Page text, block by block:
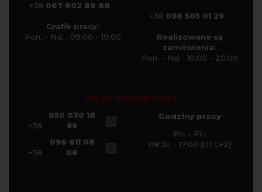
+38 067 802 88 88
Grafik pracy:
Pon. - Nd. : 09:00 - 19:00
+38 098 505 01 29
Realizowane są
zamówienia:
Pon. - Nd. : 10:00 - 20:00
SKLEP INTERNETOWY
+38
050 030 18
99
+38
096 611 08
08
Godziny pracy
Pn. - Pt.:
08:30 - 17:00 (UTC+2)